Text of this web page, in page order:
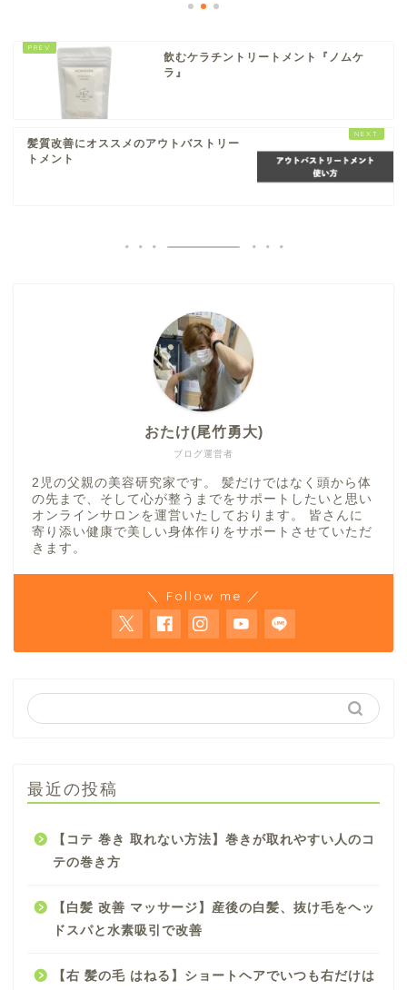
飲むケラチントリートメント『ノムケ
ラ』
髪質改善にオススメのアウトバストリー
トメント
ブログ運営者
おたけ(尾竹勇大)
2児の父親の美容研究家です。 髪だけではなく頭から体
の先まで、そして心が整うまでをサポートしたいと思い
オンラインサロンを運営いたしております。 皆さんに
寄り添い健康で美しい身体作りをサポートさせていただ
きます。
＼ Follow me ／
最近の投稿
【コテ 巻き 取れない方法】巻きが取れやすい人のコ
テの巻き方
【白髪 改善 マッサージ】産後の白髪、抜け毛をヘッ
ドスパと水素吸引で改善
【右 髪の毛 はねる】ショートヘアでいつも右だけは